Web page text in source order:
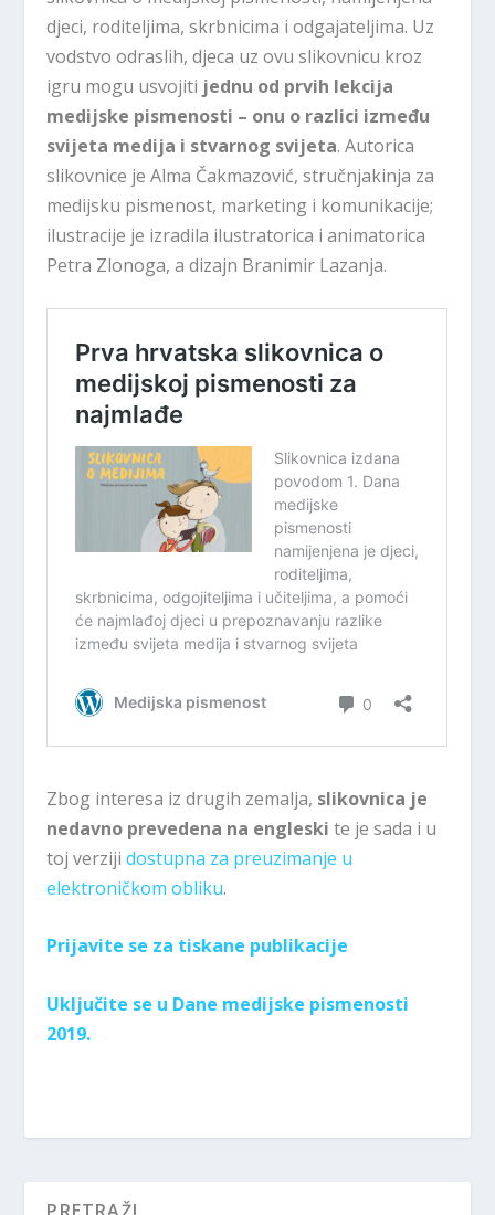
djeci, roditeljima, skrbnicima i odgajateljima. Uz
vodstvo odraslih, djeca uz ovu slikovnicu kroz
igru mogu usvojiti jednu od prvih lekcija
medijske pismenosti – onu o razlici između
svijeta medija i stvarnog svijeta. Autorica
slikovnice je Alma Čakmazović, stručnjakinja za
medijsku pismenost, marketing i komunikacije;
ilustracije je izradila ilustratorica i animatorica
Petra Zlonoga, a dizajn Branimir Lazanja.
Zbog interesa iz drugih zemalja, slikovnica je
nedavno prevedena na engleski te je sada i u
toj verzijidostupna za preuzimanje u
elektroničkom obliku.
Prijavite se za tiskane publikacije
Uključite se u Dane medijske pismenosti
2019.